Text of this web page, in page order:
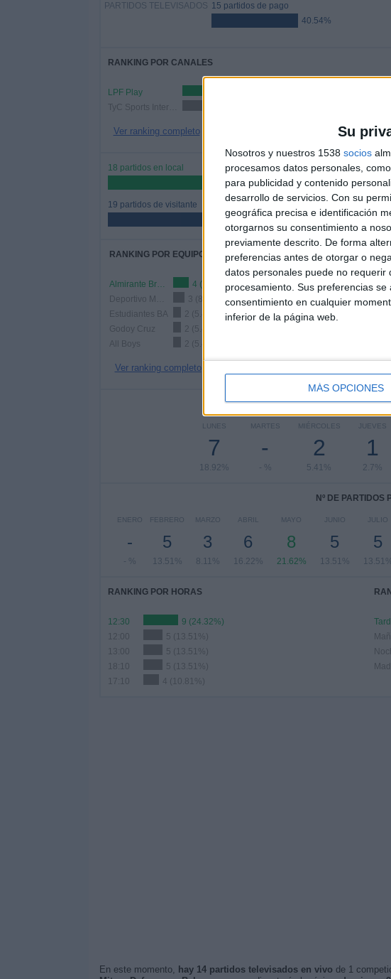
Su
Nosotros y nuestros 1538 socios
procesamos datos personales,
para publicidad y contenido
desarrollo de servicios. Con su
geográfica precisa e identificación
otorgarnos su consentimiento a
previamente descrito. De forma
preferencias antes de otorgar o
datos personales puede no
procesamiento. Sus preferencias
consentimiento en cualquier
inferior de la página web.
MÁS OPCIONES
PARTIDOS TELEVISADOS 15 partidos de pago
40.54%
RANKING POR CANALES
LPF Play
Ver ranking completo
18 partidos en local
48.65%
19 partidos de visitante
51.35%
RANKING POR EQUIPOS
Almirante Brown
4 (10.81%)
3 (8.11%)
Estudiantes BA
2 (5.41%)
Godoy Cruz
2 (5.41%)
All Boys
2 (5.41%)
Ver ranking completo
Nº DE PARTIDOS POR
LUNES
7
18.92%
MARTES
-
- %
MIÉRCOLES
2
5.41%
JUEVES
1
2.7%
Nº DE PARTIDOS
ENERO
-
- %
FEBRERO
5
13.51%
MARZO
3
8.11%
ABRIL
6
16.22%
MAYO
8
21.62%
JUNIO
5
13.51%
JULIO
5
13.51%
RANKING POR HORAS
12:30
9 (24.32%)
12:00
5 (13.51%)
13:00
5 (13.51%)
18:10
5 (13.51%)
17:10
4 (10.81%)
En este momento, hay 14 partidos televisados en vivo de 1